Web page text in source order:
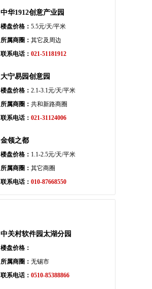
中华1912创意产业园
楼盘价格： 5.5元/天/平米
所属商圈： 其它及周边
联系电话： 021-51181912
大宁易园创意园
楼盘价格： 2.1-3.1元/天/平米
所属商圈： 共和新路商圈
联系电话： 021-31124006
金领之都
楼盘价格： 1.1-2.5元/天/平米
所属商圈： 其它商圈
联系电话： 010-87668550
中关村软件园太湖分园
楼盘价格：
所属商圈： 无锡市
联系电话： 0510-85388866